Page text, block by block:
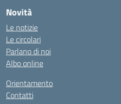
Novità
Le notizie
Le circolari
Parlano di noi
Albo online
Orientamento
Contatti